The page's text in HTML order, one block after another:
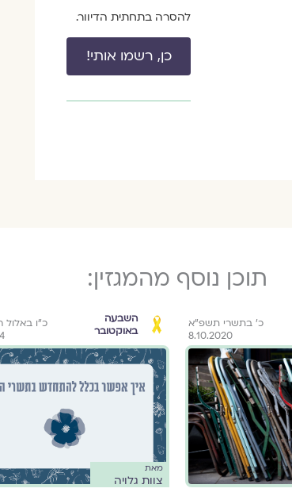
להסרה בתחתית הדיוור.
כן, רשמו אותי!
תוכן נוסף מהמגזין:
כ׳ בתשרי תשפ״א
8.10.2020
השבעה
באוקטובר
כ״ו
מאת
צוות גלויה